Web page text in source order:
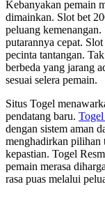
Kebanyakan pemain
dimainkan. Slot bet
peluang
putarannya cepat.
pecinta tantangan.
berbeda yang jarang
sesuai selera pemain.
Situs Togel
pendatang baru.
dengan sistem aman
menghadirkan pilihan
kepastian. Togel
pemain merasa
rasa puas melalui